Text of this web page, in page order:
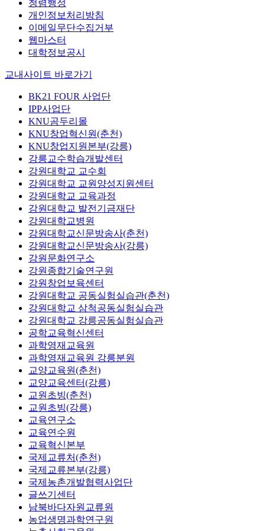
청렴행정
개인정보처리방침
이메일무단수집거부
웹마스터
대학정보공시
교내사이트 바로가기
BK21 FOUR 사업단
IPP사업단
KNU곰두리몰
KNU창업혁신원(춘천)
KNU창업지원본부(강릉)
강릉교수학습개발센터
강원대학교 교수회
강원대학교 교원양성지원센터
강원대학교 교육과정
강원대학교 발전기금재단
강원대학교병원
강원대학교신문방송사(춘천)
강원대학교신문방송사(강릉)
강원문화연구소
강원종합기술연구원
강원창업보육센터
강원대학교 공동실험실습관(춘천)
강원대학교 삼척공동실험실습관
강원대학교 강릉공동실험실습관
공학교육혁신센터
과학영재교육원
과학영재교육원 강릉분원
교양교육원(춘천)
교양교육센터(강릉)
교원초빙(춘천)
교원초빙(강릉)
교육연구소
교육연수원
교육혁신본부
국제교류처(춘천)
국제교류본부(강릉)
국제농촌개발협력사업단
글쓰기센터
남북바다자원교류원
농업생명과학연구원